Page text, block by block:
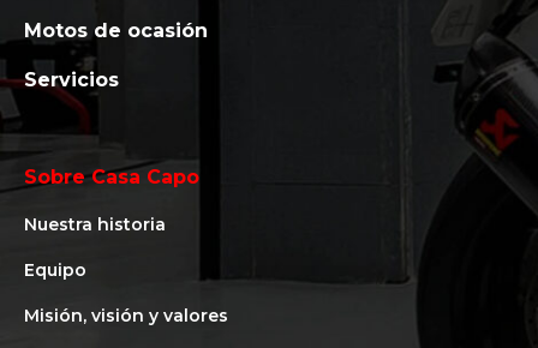
Motos de ocasión
Servicios
Sobre Casa Capo
Nuestra historia
Equipo
Misión, visión y valores